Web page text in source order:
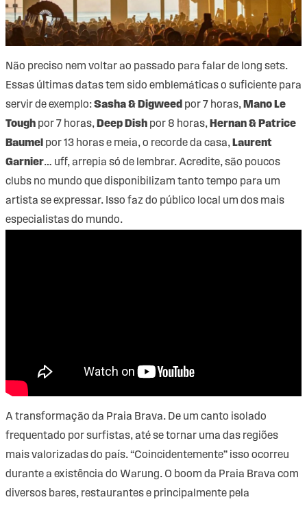
Não preciso nem voltar ao passado para falar de long sets.
Essas últimas datas tem sido emblemáticas o suficiente para
servir de exemplo:Sasha & Digweed por 7 horas, Mano Le
Tough por 7 horas, Deep Dish por 8 horas, Hernan & Patrice
Baumel por 13 horas e meia, o recorde da casa, Laurent
Garnier… uff, arrepia só de lembrar. Acredite, são poucos
clubs no mundo que disponibilizam tanto tempo para um
artista se expressar. Isso faz do público local um dos mais
especialistas do mundo.
A transformação da Praia Brava. De um canto isolado
frequentado por surfistas, até se tornar uma das regiões
mais valorizadas do país. “Coincidentemente” isso ocorreu
durante a existência do Warung. O boom da Praia Brava com
diversos bares, restaurantes e principalmente pela